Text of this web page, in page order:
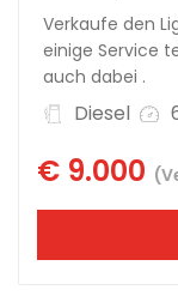
Verkaufe den
einige Service
auch dabei .
Diesel
€ 9.000